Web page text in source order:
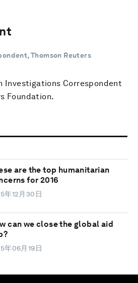
Thomson Reuters
Investigations Correspondent
Foundation.
are the top humanitarian
for 2016
年12月30日
can we close the global aid
年06月19日